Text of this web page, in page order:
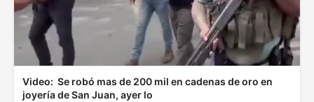
Video: Se robó mas de 200 mil en cadenas de oro en
joyería de San Juan, ayer lo